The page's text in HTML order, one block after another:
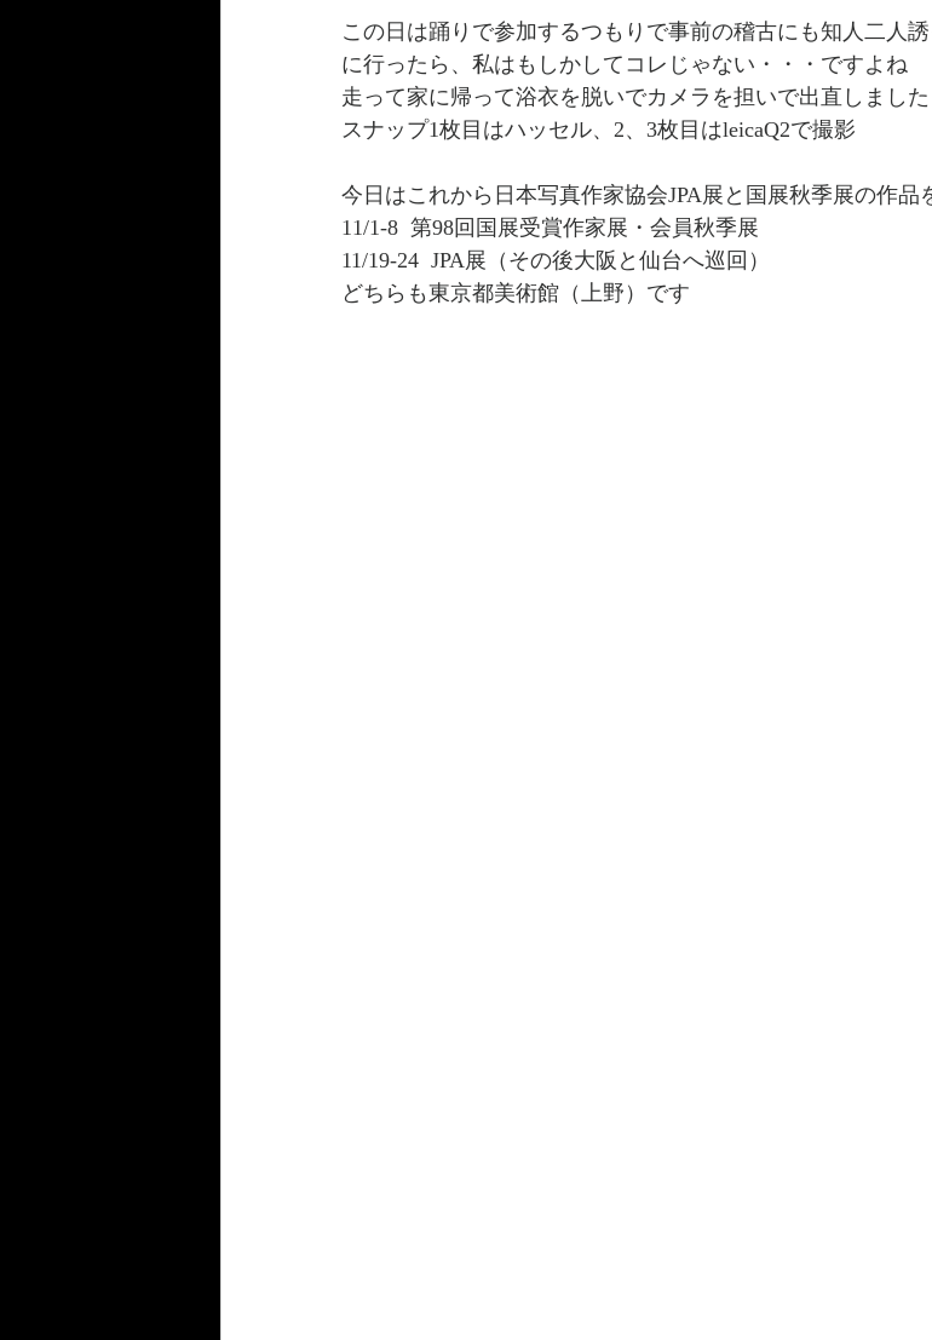
この日は踊りで参加するつもりで事前の稽古にも知人二人
に行ったら、私はもしかしてコレじゃない・・・ですよね
走って家に帰って浴衣を脱いでカメラを担いで出直しました
スナップ1枚目はハッセル、2、3枚目はleicaQ2で撮影
今日はこれから日本写真作家協会JPA展と国展秋季展の作品
11/1-8  第98回国展受賞作家展・会員秋季展
11/19-24  JPA展（その後大阪と仙台へ巡回）
どちらも東京都美術館（上野）です